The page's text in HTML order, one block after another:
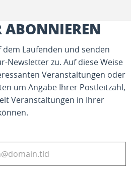
ABONNIEREN
Laufenden und senden
Newsletter zu. Auf diese Weise
Veranstaltungen oder
um Angabe Ihrer Postleitzahl,
Veranstaltungen in Ihrer